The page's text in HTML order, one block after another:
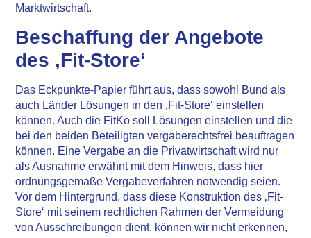
Marktwirtschaft.
Beschaffung der Angebote
des ‚Fit-Store‘
Das Eckpunkte-Papier führt aus, dass sowohl Bund als
auch Länder Lösungen in den ‚Fit-Store‘ einstellen
können. Auch die FitKo soll Lösungen einstellen und die
bei den beiden Beteiligten vergaberechtsfrei beauftragen
können. Eine Vergabe an die Privatwirtschaft wird nur
als Ausnahme erwähnt mit dem Hinweis, dass hier
ordnungsgemäße Vergabeverfahren notwendig seien.
Vor dem Hintergrund, dass diese Konstruktion des ‚Fit-
Store‘ mit seinem rechtlichen Rahmen der Vermeidung
von Ausschreibungen dient, können wir nicht erkennen,